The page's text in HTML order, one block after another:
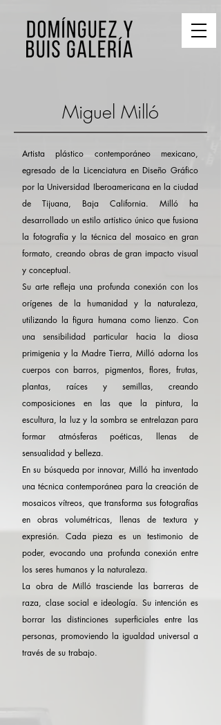
Miguel Milló
Artista plástico contemporáneo mexicano,
egresado de la Licenciatura en Diseño Gráfico
por la Universidad Iberoamericana en la ciudad
de Tijuana, Baja California. Milló ha
desarrollado un estilo artístico único que fusiona
la fotografía y la técnica del mosaico en gran
formato, creando obras de gran impacto visual
y conceptual.
Su arte refleja una profunda conexión con los
orígenes de la humanidad y la naturaleza,
utilizando la figura humana como lienzo. Con
una sensibilidad particular hacia la diosa
primigenia y la Madre Tierra, Milló adorna los
cuerpos con barros, pigmentos, flores, frutas,
plantas, raíces y semillas, creando
composiciones en las que la pintura, la
escultura, la luz y la sombra se entrelazan para
formar atmósferas poéticas, llenas de
sensualidad y belleza.
En su búsqueda por innovar, Milló ha inventado
una técnica contemporánea para la creación de
mosaicos vítreos, que transforma sus fotografías
en obras volumétricas, llenas de textura y
expresión. Cada pieza es un testimonio de
poder, evocando una profunda conexión entre
los seres humanos y la naturaleza.
La obra de Milló trasciende las barreras de
raza, clase social e ideología. Su intención es
borrar las distinciones superficiales entre las
personas, promoviendo la igualdad universal a
través de su trabajo.